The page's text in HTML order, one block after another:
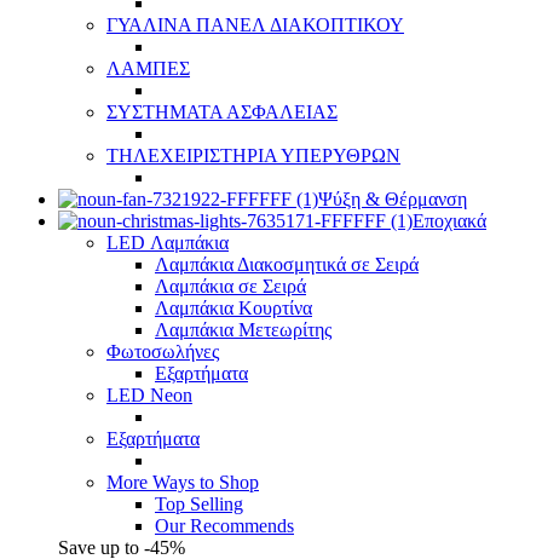
ΓΥΑΛΙΝΑ ΠΑΝΕΛ ΔΙΑΚΟΠΤΙΚΟΥ
ΛΑΜΠΕΣ
ΣΥΣΤΗΜΑΤΑ ΑΣΦΑΛΕΙΑΣ
ΤΗΛΕΧΕΙΡΙΣΤΗΡΙΑ ΥΠΕΡΥΘΡΩΝ
Ψύξη & Θέρμανση
Εποχιακά
LED Λαμπάκια
Λαμπάκια Διακοσμητικά σε Σειρά
Λαμπάκια σε Σειρά
Λαμπάκια Κουρτίνα
Λαμπάκια Μετεωρίτης
Φωτοσωλήνες
Εξαρτήματα
LED Neon
Εξαρτήματα
More Ways to Shop
Top Selling
Our Recommends
Save up to -45%